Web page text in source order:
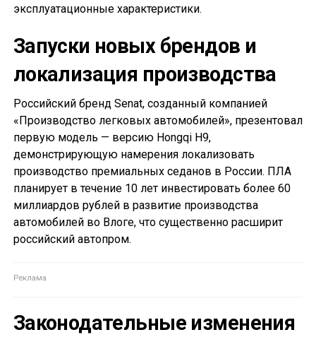
эксплуатационные характеристики.
Запуски новых брендов и
локализация производства
Российский бренд Senat, созданный компанией
«Производство легковых автомобилей», презентовал
первую модель — версию Hongqi H9,
демонстрирующую намерения локализовать
производство премиальных седанов в России. ПЛА
планирует в течение 10 лет инвестировать более 60
миллиардов рублей в развитие производства
автомобилей во Влоге, что существенно расширит
российский автопром.
Законодательные изменения